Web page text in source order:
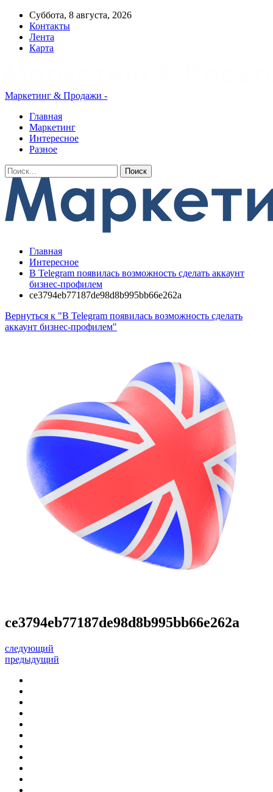
Суббота, 8 августа, 2026
Контакты
Лента
Карта
Маркетинг & Продажи -
Главная
Маркетинг
Интересное
Разное
Главная
Интересное
В Telegram появилась возможность сделать аккаунт
бизнес-профилем
ce3794eb77187de98d8b995bb66e262a
Вернуться к "В Telegram появилась возможность сделать
аккаунт бизнес-профилем"
ce3794eb77187de98d8b995bb66e262a
следующий
предыдущий